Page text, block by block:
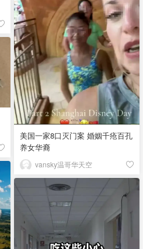
美国一家8口灭门案 婚姻千疮百孔
养女华裔
vansky温哥华天空